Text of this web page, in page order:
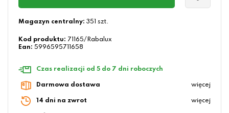
Magazyn centralny: 351 szt.
Kod produktu: 71165/Rabalux
Ean: 5996595711658
Czas realizacji od 5 do 7 dni roboczych
Darmowa dostawa więcej
14 dni na zwrot więcej